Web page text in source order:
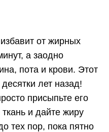
от жирных
а заодно
пота и крови. Этот
лет назад!
присыпьте его
и дайте жиру
тех пор, пока пятно